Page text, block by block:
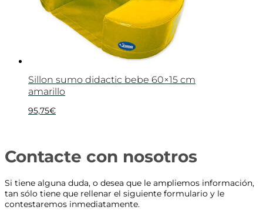
Sillon sumo didactic bebe 60×15 cm
amarillo
95,75€
Contacte con nosotros
Si tiene alguna duda, o desea que le ampliemos información,
tan sólo tiene que rellenar el siguiente formulario y le
contestaremos inmediatamente.